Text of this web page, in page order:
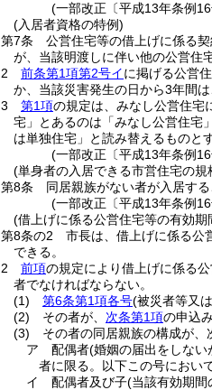
(一部改正〔平成13年条例
(入居者資格の特例)
第7条
公営住宅等の借上げに係る
が、当該明渡しに伴い他の公営住
2
前条第1項第2号イに掲げる公営
か、当該災害発生の日から3年間
3
第1項の規定は、みなし公営住宅
宅」とあるのは「みなし公営住宅
は単独住宅」と読み替えるものとす
(一部改正〔平成13年条例
(単身者の入居できる市営住宅の規
第8条
同居親族がない者が入居す
(一部改正〔平成13年条例
(借上げに係る公営住宅等の有効期
第8条の2
市長は、借上げに係る公
できる。
2
前項の規定により借上げに係る
者でなければならない。
(1)
第6条第1項各号(被災者等又
(2)
その者が、 次条第1項の申込
(3)
その者の同居親族の構成が、
ア
配偶者(婚姻の届出をしない
者に限る。以下この号におい
イ
配偶者及び子(当該有効期間